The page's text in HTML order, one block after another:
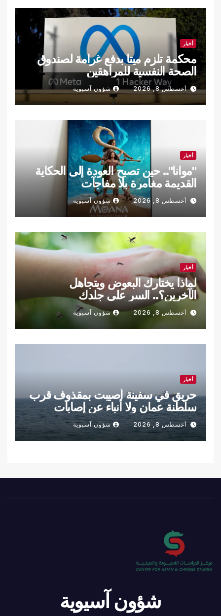
أخبار
محكمة تلزم ميتا بدفع غرامة لصندوق
الصحة النفسية للمراهقين
أغسطس 8, 2026 شؤون آسيوية
أخبار
"موانا".. حين تصبح العودة إلى الحكاية
القديمة مغامرة بلا مفاجآت
أغسطس 8, 2026 شؤون آسيوية
أخبار
لماذا يختارك البعوض ويتجاهل
الآخرين؟.. السر على جلدك
أغسطس 8, 2026 شؤون آسيوية
أخبار
حريق في سفينة أصيبت بمقذوف قرب
سلطنة عمان ولا أنباء عن إصابات
أغسطس 8, 2026 شؤون آسيوية
شؤون آسيوية